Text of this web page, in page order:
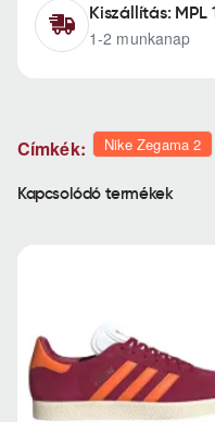
Kiszállítás: MPL
1-2 munkanap
Címkék: Nike Zegama 2
Kapcsolódó termékek